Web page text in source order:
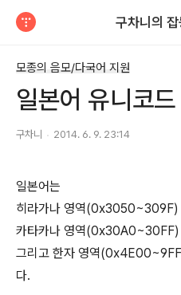
구차니의
모종의 음모/다국어 지원
일본어 유니코드
구차니 2014. 6. 9. 23:14
일본어는
히라가나 영역(0x3050~309F)
카타카나 영역(0x30A0~30FF)
그리고 한자 영역
다.